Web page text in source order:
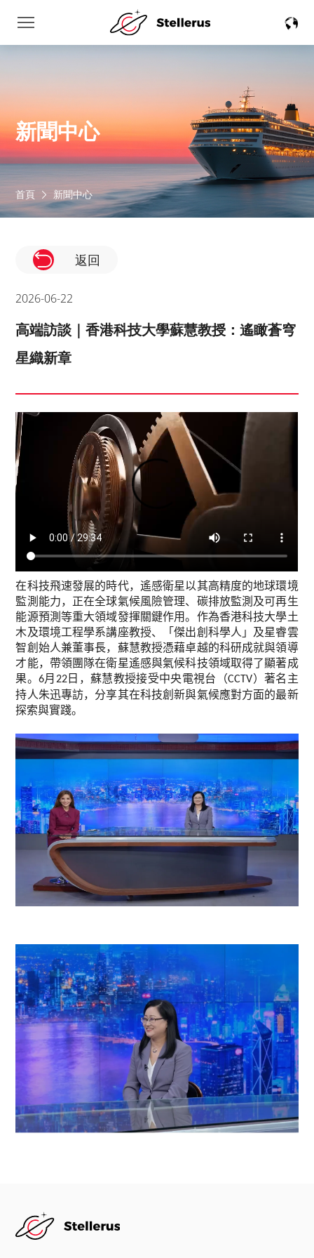
首頁 新聞中心
新聞中心
返回
2026-06-22
高端訪談｜香港科技大學蘇慧教授：遙瞰蒼穹
星織新章
在科技飛速發展的時代，遙感衛星以其高精度的地球環境
監測能力，正在全球氣候風險管理、碳排放監測及可再生
能源預測等重大領域發揮關鍵作用。作為香港科技大學土
木及環境工程學系講座教授、「傑出創科學人」及星睿雲
智創始人兼董事長，蘇慧教授憑藉卓越的科研成就與領導
才能，帶領團隊在衛星遙感與氣候科技領域取得了顯著成
果。6月 22日，蘇慧教授接受中央電視台（CCTV）著名主
持人朱迅專訪，分享其在科技創新與氣候應對方面的最新
探索與實踐。